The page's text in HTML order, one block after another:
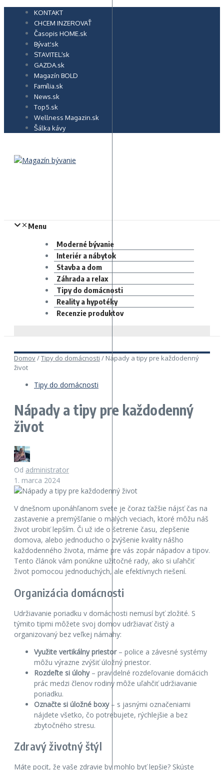
Preskočiť
KONTAKT
CHCEM INZEROVAŤ
Časopis HOME.sk
Bývať.sk
STAVITEĽ.sk
GAZDA.sk
Magazín BOLD
Família.sk
News.sk
Top5.sk
Wellness Magazin.sk
Šálka kávy
Menu
Moderné bývanie
Interiér a nábytok
Stavba a dom
Záhrada a relax
Tipy do domácnosti
Reality a hypotéky
Recenzie produktov
Domov/Tipy do domácnosti / Nápady a tipy pre každodenný
život
Tipy do domácnosti
Nápady a tipy pre každodenný
život
Od administrator
1. marca 2024
V dnešnom uponáhľanom svete je čoraz ťažšie nájsť čas na
zastavenie a premýšľanie o malých veciach, ktoré môžu náš
život urobiť lepším. Či už ide o šetrenie času, zlepšenie
domova, alebo jednoducho o zvýšenie kvality nášho
každodenného života, máme pre vás zopár nápadov a tipov.
Tento článok vám ponúkne užitočné rady, ako si uľahčiť
život pomocou jednoduchých, ale efektívnych riešení.
Organizácia domácnosti
Udržiavanie poriadku v domácnosti nemusí byť zložité. S
týmito tipmi môžete svoj domov udržiavať čistý a
organizovaný bez veľkej námahy:
Využite vertikálny priestor– police a závesné systémy
môžu výrazne zvýšiť úložný priestor.
Rozdeľte si úlohy– pravidelné rozdeľovanie domácich
prác medzi členov rodiny môže uľahčiť udržiavanie
poriadku.
Označte si úložné boxy– s jasnými označeniami
nájdete všetko, čo potrebujete, rýchlejšie a bez
zbytočného stresu.
Zdravý životný štýl
Máte pocit, že vaše zdravie by mohlo byť lepšie? Skúste